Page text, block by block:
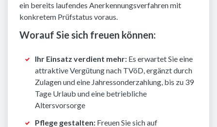
ein bereits laufendes Anerkennungsverfahren mit
konkretem Prüfstatus voraus.
Worauf Sie sich freuen können:
Ihr Einsatz verdient mehr: Es erwartet Sie eine
attraktive Vergütung nach TVöD, ergänzt durch
Zulagen und eine Jahressonderzahlung, bis zu 39
Tage Urlaub und eine betriebliche
Altersvorsorge
Pflege gestalten: Freuen Sie sich auf